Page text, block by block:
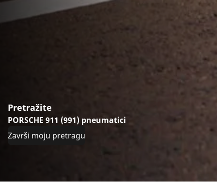
Pretražite
PORSCHE 911 (991) pneumatici
Završi moju pretragu